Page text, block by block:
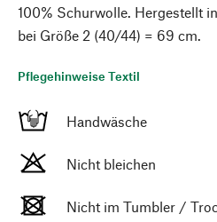
100% Schurwolle. Hergestellt
bei Größe 2 (40/44) = 69 cm.
Pflegehinweise Textil
Handwäsche
Nicht bleichen
Nicht im Tumbler /